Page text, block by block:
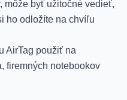
môže byť užitočné vedieť,
ho odložíte na chvíľu
AirTag použiť na
firemných notebookov